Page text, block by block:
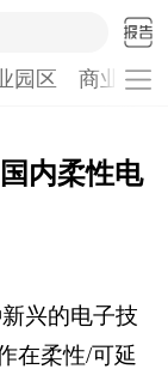
园区 商业计
内柔性电
兴的电子技
在柔性/可延